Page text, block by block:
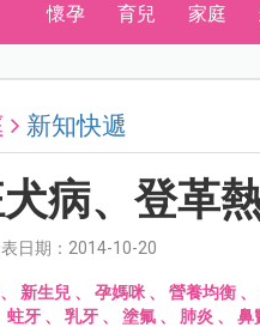
懷孕 育兒 家庭
新知快遞
病、登革
日期：2014-10-20
新生兒、 孕媽咪、 營養均衡、
蛀牙、 乳牙、 塗氟、 肺炎 、 鼻